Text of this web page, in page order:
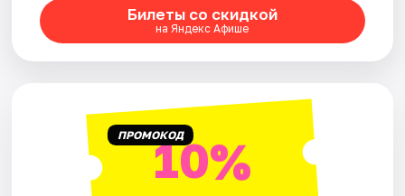
Билеты со скидкой
на Яндекс Афише
ПРОМОКОД10%